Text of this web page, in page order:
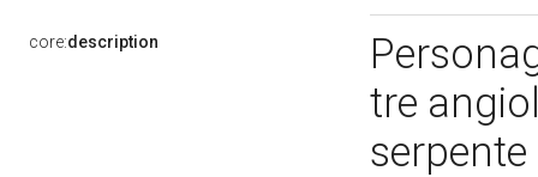
core:description
tre
serpente